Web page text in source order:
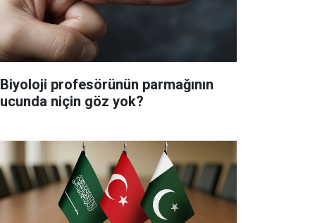
Biyoloji profesörünün parmağının
ucunda niçin göz yok?